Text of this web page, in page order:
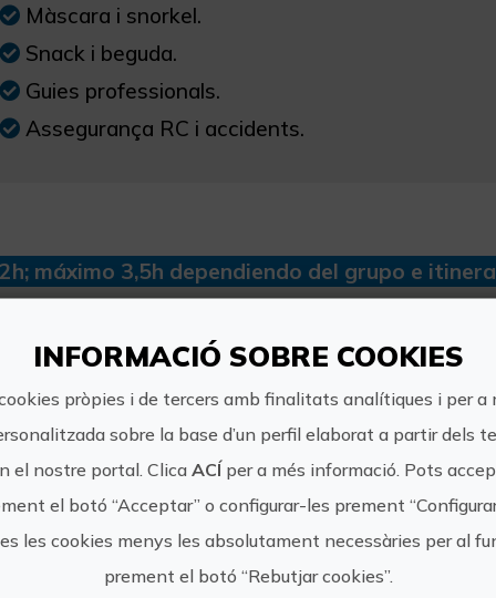
Màscara i snorkel.
Snack i beguda.
Guies professionals.
Assegurança RC i accidents.
máximo 3,5h dependiendo del grupo e
informació
Eixides de matins: 7am per veure trenc
50€
INFORMACIÓ SOBRE COOKIES
pròpies i de tercers amb finalitats analítiques i per a
sobre la base d’un perfil elaborat a partir dels
el nostre portal. Clica ACÍper a més informació. Pots
el botó “Acceptar” o configurar-les prement
les cookies menys les absolutament necessàries per al
prement el botó “Rebutjar cookies”.